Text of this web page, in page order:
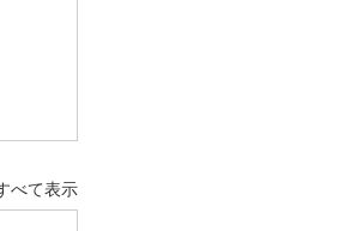
べて表示